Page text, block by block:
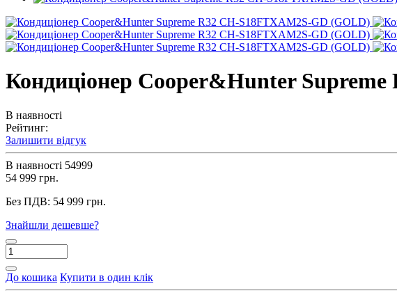
Кондиціонер Cooper&Hunter
В наявності
Рейтинг:
Залишити відгук
В наявності 54999
54 999 грн.
Без ПДВ: 54 999 грн.
Знайшли дешевше?
До кошика Купити в один клік